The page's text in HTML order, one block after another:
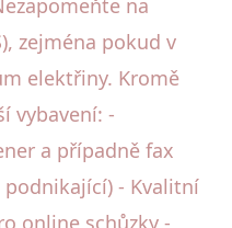
na
zejména pokud v
elektřiny. Kromě
vybavení: -
a případně fax
- Kvalitní